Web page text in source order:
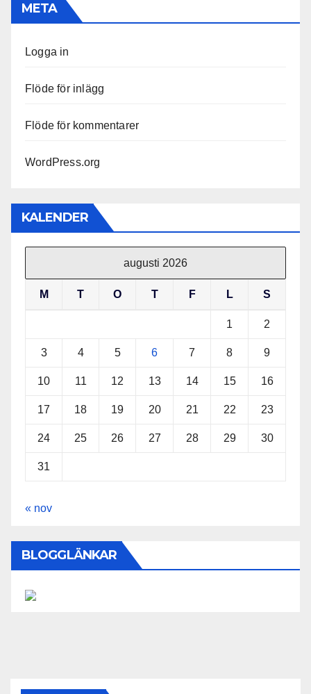
META
Logga in
Flöde för inlägg
Flöde för kommentarer
WordPress.org
KALENDER
augusti 2026
M T O T F L S
1 2
3 4 5 6 7 8 9
10 11 12 13 14 15 16
17 18 19 20 21 22 23
24 25 26 27 28 29 30
31
« nov
BLOGGLÄNKAR